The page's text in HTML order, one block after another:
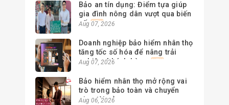
Bảo an tín dụng: Điểm tựa giúp
gia đình nông dân vượt qua biến
cố
Aug 07, 2026
Doanh nghiệp bảo hiểm nhân thọ
tăng tốc số hóa để nâng trải
nghiệm khách hàng
Aug 07, 2026
Bảo hiểm nhân thọ mở rộng vai
trò trong bảo toàn và chuyển
giao tài sản
Aug 06, 2026